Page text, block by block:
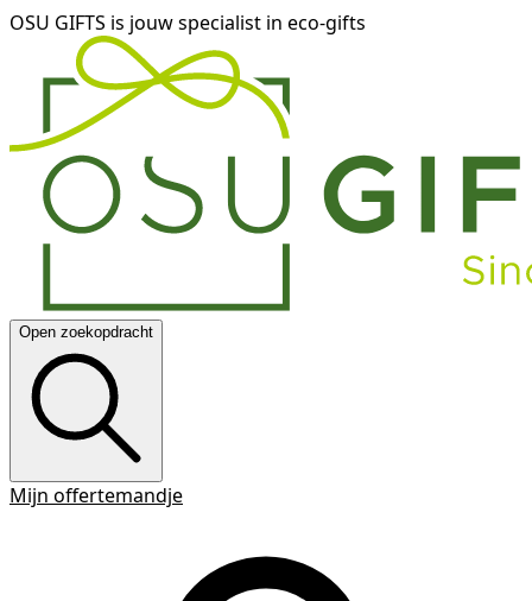
OSU GIFTS is jouw specialist in eco-gifts
Open zoekopdracht
Mijn offertemandje